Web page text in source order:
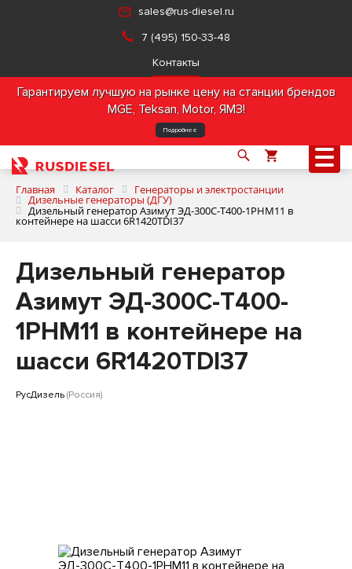
sales@rus-diesel.ru
7 (495) 150-33-48
Контакты
Гарантируем лучшую на рынке цену на станции брендов
MGE, Teksan, Motor, ЯМЗ!
Подробнее
Продукция
Услуги
Клиентам
Главная Каталог Генераторы и электростанции
Дизельные генераторы (ДГУ)
Дизельный генератор Азимут ЭД-300С-Т400-1РНМ11 в
контейнере на шасси 6R1420TDI37
Дизельный генератор
Азимут ЭД-300С-Т400-
1РНМ11 в контейнере на
шасси 6R1420TDI37
РусДизель (Россия)